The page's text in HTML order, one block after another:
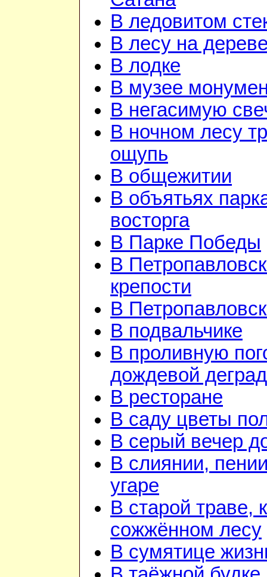
В ледовитом
В лесу на
В лодке
В музее
В негасимую
В ночном лесу
ощупь
В общежитии
В объятьях
восторга
В Парке Победы
В
крепости
В
В подвальчике
В проливную
дождевой
В ресторане
В саду цветы
В серый вечер
В слиянии,
угаре
В старой траве,
сожжённом лесу
В сумятице